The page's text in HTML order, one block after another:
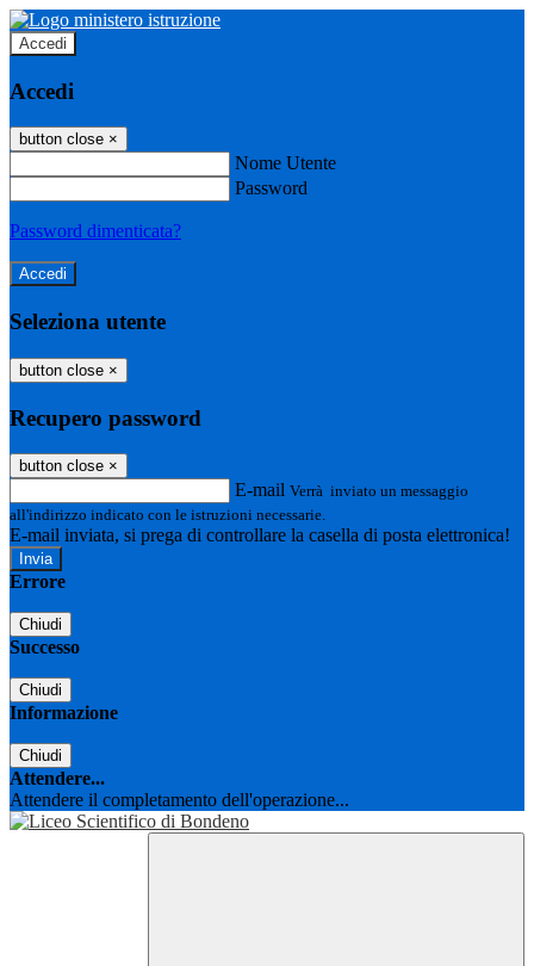
Accedi
Accedi
button close ×
Nome Utente
Password
Password dimenticata?
Seleziona utente
button close ×
Recupero password
button close ×
E-mail Verrà inviato un messaggio
all'indirizzo indicato con le istruzioni necessarie.
E-mail inviata, si prega di controllare la casella di posta elettronica!
Errore
Chiudi
Successo
Chiudi
Informazione
Chiudi
Attendere...
Attendere il completamento dell'operazione...